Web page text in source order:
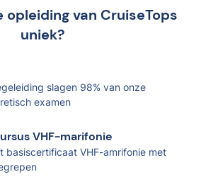
van CruiseTops
uniek?
slagen 98% van onze
examen
VHF-marifonie
basiscertificaat VHF-amrifonie met